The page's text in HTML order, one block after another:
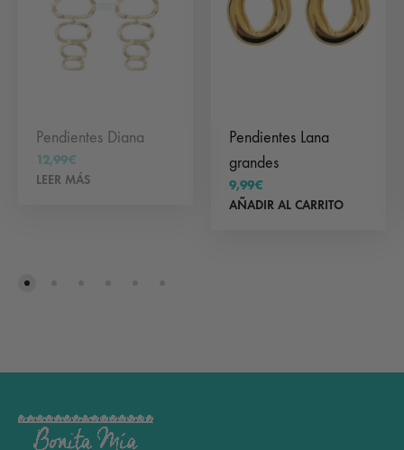
Pendientes Diana
12,99€
LEER MÁS
Pendientes Lana
grandes
9,99€
AÑADIR AL CARRITO